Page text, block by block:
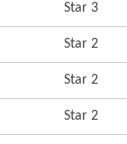
Star 3
Star 2
Star 2
Star 2